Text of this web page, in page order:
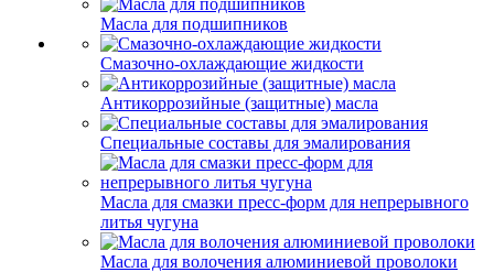
Масла для подшипников
Смазочно-охлаждающие жидкости
Антикоррозийные (защитные) масла
Специальные составы для эмалирования
Масла для смазки пресс-форм для непрерывного
литья чугуна
Масла для волочения алюминиевой проволоки